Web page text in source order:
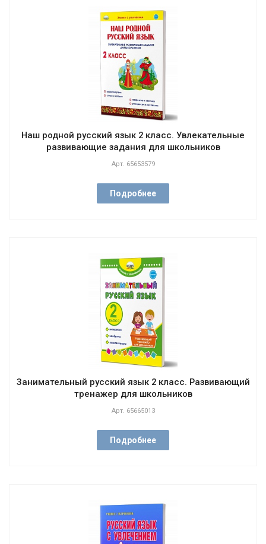
Наш родной русский язык 2 класс. Увлекательные
развивающие задания для школьников
Арт. 65653579
Подробнее
Занимательный русский язык 2 класс. Развивающий
тренажер для школьников
Арт. 65665013
Подробнее